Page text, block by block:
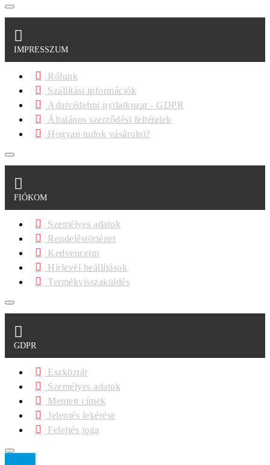
IMPRESSZUM
Rólunk
Szállítási információk
Adatvédelmi nyilatkozat - GDPR
Általános szerződési feltételek
Hogyan tudok vásárolni?
FIÓKOM
Személyes adatok
Rendeléstörténet
Kedvenceim
Hírlevél beállítások
Termékvisszaküldés
GDPR
Eszköztár
Személyes adatok
Mentett címek
Jelentés lekérése
Felejtés joga